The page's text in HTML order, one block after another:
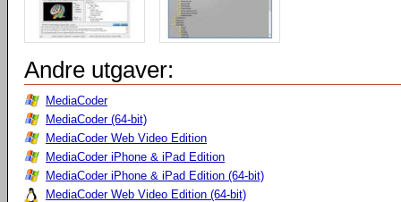
Andre utgaver:
MediaCoder
MediaCoder (64-bit)
MediaCoder Web Video Edition
MediaCoder iPhone & iPad Edition
MediaCoder iPhone & iPad Edition (64-bit)
MediaCoder Web Video Edition (64-bit)